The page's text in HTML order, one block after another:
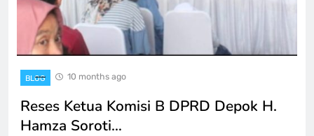
BLOG 10 months ago
Reses Ketua Komisi B DPRD Depok H.
Hamza Soroti…